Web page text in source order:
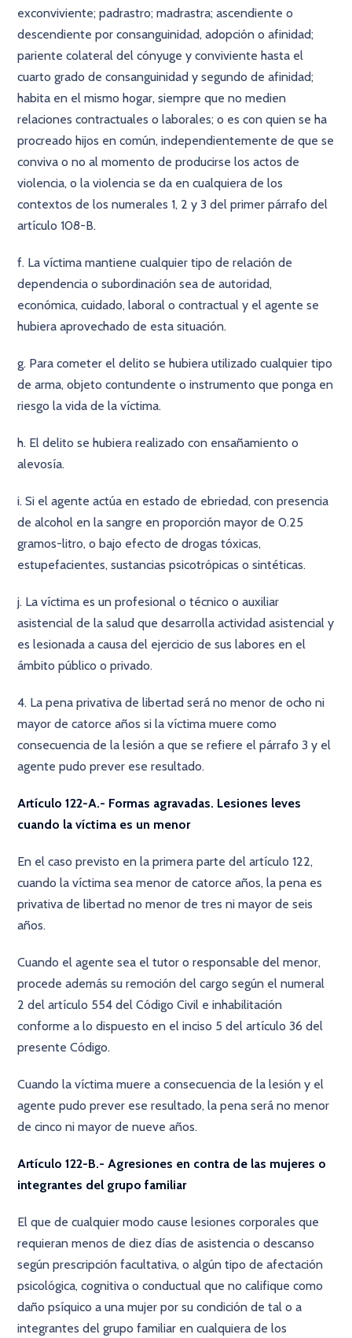
exconviviente; padrastro; madrastra; ascendiente o
descendiente por consanguinidad, adopción o afinidad;
pariente colateral del cónyuge y conviviente hasta el
cuarto grado de consanguinidad y segundo de afinidad;
habita en el mismo hogar, siempre que no medien
relaciones contractuales o laborales; o es con quien se ha
procreado hijos en común, independientemente de que se
conviva o no al momento de producirse los actos de
violencia, o la violencia se da en cualquiera de los
contextos de los numerales 1, 2 y 3 del primer párrafo del
artículo 108-B.
f. La víctima mantiene cualquier tipo de relación de
dependencia o subordinación sea de autoridad,
económica, cuidado, laboral o contractual y el agente se
hubiera aprovechado de esta situación.
g. Para cometer el delito se hubiera utilizado cualquier tipo
de arma, objeto contundente o instrumento que ponga en
riesgo la vida de la víctima.
h. El delito se hubiera realizado con ensañamiento o
alevosía.
i. Si el agente actúa en estado de ebriedad, con presencia
de alcohol en la sangre en proporción mayor de 0.25
gramos-litro, o bajo efecto de drogas tóxicas,
estupefacientes, sustancias psicotrópicas o sintéticas.
j. La víctima es un profesional o técnico o auxiliar
asistencial de la salud que desarrolla actividad asistencial y
es lesionada a causa del ejercicio de sus labores en el
ámbito público o privado.
4. La pena privativa de libertad será no menor de ocho ni
mayor de catorce años si la víctima muere como
consecuencia de la lesión a que se refiere el párrafo 3 y el
agente pudo prever ese resultado.
Artículo 122-A.- Formas agravadas. Lesiones leves
cuando la víctima es un menor
En el caso previsto en la primera parte del artículo 122,
cuando la víctima sea menor de catorce años, la pena es
privativa de libertad no menor de tres ni mayor de seis
años.
Cuando el agente sea el tutor o responsable del menor,
procede además su remoción del cargo según el numeral
2 del artículo 554 del Código Civil e inhabilitación
conforme a lo dispuesto en el inciso 5 del artículo 36 del
presente Código.
Cuando la víctima muere a consecuencia de la lesión y el
agente pudo prever ese resultado, la pena será no menor
de cinco ni mayor de nueve años.
Artículo 122-B.- Agresiones en contra de las mujeres o
integrantes del grupo familiar
El que de cualquier modo cause lesiones corporales que
requieran menos de diez días de asistencia o descanso
según prescripción facultativa, o algún tipo de afectación
psicológica, cognitiva o conductual que no califique como
daño psíquico a una mujer por su condición de tal o a
integrantes del grupo familiar en cualquiera de los